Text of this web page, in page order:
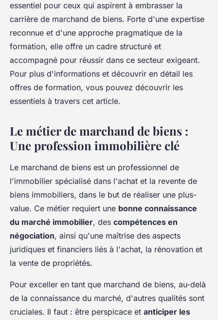
essentiel pour ceux qui aspirent à embrasser la
carrière de marchand de biens. Forte d'une expertise
reconnue et d'une approche pragmatique de la
formation, elle offre un cadre structuré et
accompagné pour réussir dans ce secteur exigeant.
Pour plus d'informations et découvrir en détail les
offres de formation, vous pouvez découvrir les
essentiels à travers cet article.
Le métier de marchand de biens :
Une profession immobilière clé
Le marchand de biens est un professionnel de
l'immobilier spécialisé dans l'achat et la revente de
biens immobiliers, dans le but de réaliser une plus-
value. Ce métier requiert une bonne connaissance
du marché immobilier, des compétences en
négociation, ainsi qu'une maîtrise des aspects
juridiques et financiers liés à l'achat, la rénovation et
la vente de propriétés.
Pour exceller en tant que marchand de biens, au-delà
de la connaissance du marché, d'autres qualités sont
cruciales. Il faut : être perspicace et anticiper les